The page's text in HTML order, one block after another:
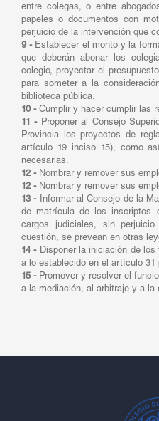
entre colegas, o entre
papeles o documentos con
perjuicio de la intervención que
9 - Establecer el monto y la
que deberán abonar los
colegio, proyectar el
para someter a la
biblioteca pública.
10 - Cumplir y hacer cumplir las
11 - Proponer al Consejo
Provincia los proyectos de
artículo 19 inciso 15), como
necesarias.
12 - Nombrar y remover sus
12 - Nombrar y remover sus
13 - Informar al Consejo de la
de matrícula de los inscriptos
cargos judiciales, sin
cuestión, se prevean en otras
14 - Disponer la iniciación de
a lo establecido en el artículo 31
15 - Promover y resolver el
a la mediación, al arbitraje y a la